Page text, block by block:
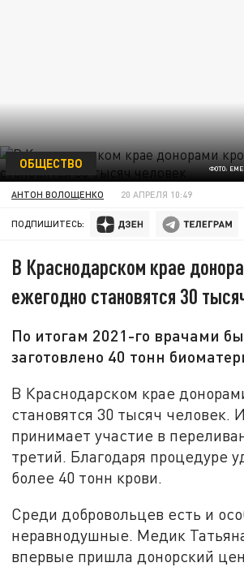
ФОТО:
ОБЩЕСТВО
АНТОН ВОЛОЩЕНКО 20 АПРЕЛЯ 10:49
ПОДПИШИТЕСЬ:
В Краснодарском крае
ежегодно становятся 30
По итогам 2021-го врачами
заготовлено 40 тонн
В Краснодарском крае
становятся 30 тысяч человек.
принимает участие в
третий. Благодаря процедуре
более 40 тонн крови.
Среди добровольцев есть и
неравнодушные. Медик
впервые пришла донорский